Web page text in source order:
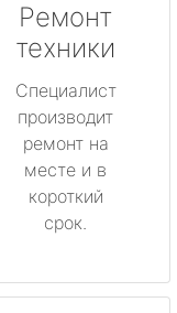
Ремонт
техники
Специалист
производит
ремонт на
месте и в
короткий
срок.